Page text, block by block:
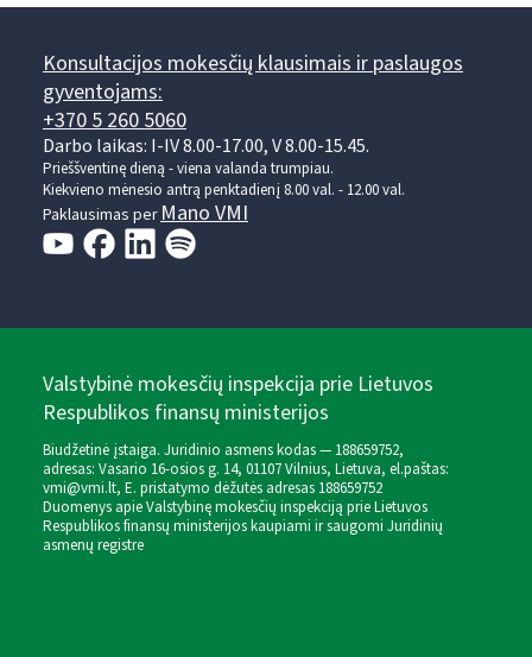
Konsultacijos mokesčių klausimais ir paslaugos
gyventojams:
+370 5 260 5060
Darbo laikas: I-IV 8.00-17.00, V 8.00-15.45.
Prieššventinę dieną - viena valanda trumpiau.
Kiekvieno mėnesio antrą penktadienį 8.00 val. - 12.00 val.
Paklausimas perMano VMI
Valstybinė mokesčių inspekcija prie Lietuvos
Respublikos finansų ministerijos
Biudžetinė įstaiga. Juridinio asmens kodas — 188659752,
adresas: Vasario 16-osios g. 14, 01107 Vilnius, Lietuva, el.paštas:
vmi@vmi.lt, E. pristatymo dėžutės adresas 188659752
Duomenys apie Valstybinę mokesčių inspekciją prie Lietuvos
Respublikos finansų ministerijos kaupiami ir saugomi Juridinių
asmenų registre